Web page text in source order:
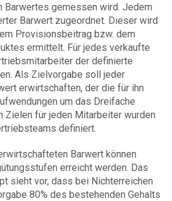
Barwertes gemessen wird. Jedem
Barwert zugeordnet. Dieser wird
Provisionsbeitrag bzw. dem
ermittelt. Für jedes verkaufte
der definierte
Als Zielvorgabe soll jeder
erwirtschaften, der die für ihn
um das Dreifache
Zielen für jeden Mitarbeiter wurden
definiert.
Barwert können
erreicht werden. Das
sieht vor, dass bei Nichterreichen
80% des bestehenden Gehalts